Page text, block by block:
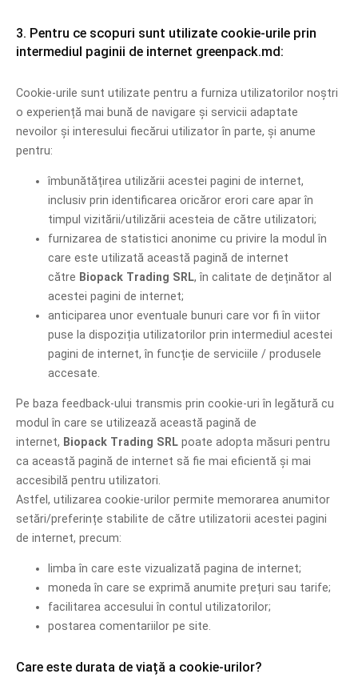
3. Pentru ce scopuri sunt utilizate cookie-urile prin
intermediul paginii de internet greenpack.md:
Cookie-urile sunt utilizate pentru a furniza utilizatorilor noștri
o experiență mai bună de navigare și servicii adaptate
nevoilor și interesului fiecărui utilizator în parte, și anume
pentru:
îmbunătățirea utilizării acestei pagini de internet,
inclusiv prin identificarea oricăror erori care apar în
timpul vizitării/utilizării acesteia de către utilizatori;
furnizarea de statistici anonime cu privire la modul în
care este utilizată această pagină de internet
către Biopack Trading SRL, în calitate de deținător al
acestei pagini de internet;
anticiparea unor eventuale bunuri care vor fi în viitor
puse la dispoziția utilizatorilor prin intermediul acestei
pagini de internet, în funcție de serviciile / produsele
accesate.
Pe baza feedback-ului transmis prin cookie-uri în legătură cu
modul în care se utilizează această pagină de
internet, Biopack Trading SRL poate adopta măsuri pentru
ca această pagină de internet să fie mai eficientă și mai
accesibilă pentru utilizatori.
Astfel, utilizarea cookie-urilor permite memorarea anumitor
setări/preferințe stabilite de către utilizatorii acestei pagini
de internet, precum:
limba în care este vizualizată pagina de internet;
moneda în care se exprimă anumite prețuri sau tarife;
facilitarea accesului în contul utilizatorilor;
postarea comentariilor pe site.
Care este durata de viață a cookie-urilor?